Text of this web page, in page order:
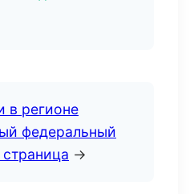
в регионе
федеральный
→